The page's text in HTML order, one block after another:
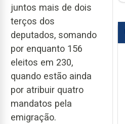
juntos mais de dois
terços dos
deputados, somando
por enquanto 156
eleitos em 230,
quando estão ainda
por atribuir quatro
mandatos pela
emigração.